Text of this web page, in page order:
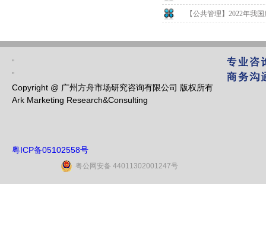
【公共管理】2022年我
"
"
Copyright @ 广州方舟市场研究咨询有限公司 版权所有
Ark Marketing Research&Consulting
粤ICP备05102558号
粤公网安备 44011302001247号